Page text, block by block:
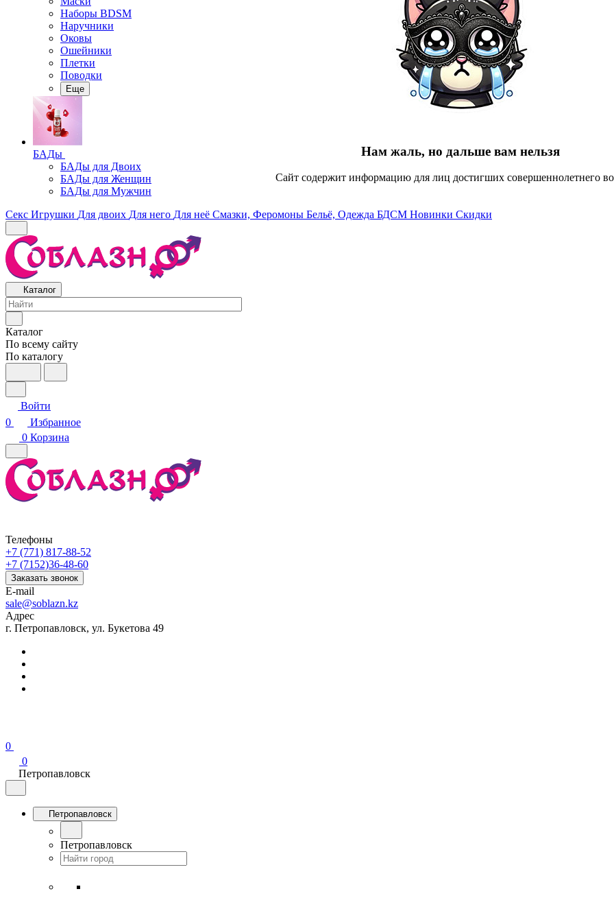
Наборы BDSM
Наручники
Оковы
Ошейники
Плетки
Поводки
Еще
БАДы
БАДы для Двоих
БАДы для Женщин
БАДы для Мужчин
Секс Игрушки Для двоих Для него Для неё Смазки, Феромоны Бельё, Одежда БДСМ Новинки Скидки
Каталог
Каталог
По всему сайту
По каталогу
Войти
0
Избранное
0 Корзина
Телефоны
+7 (771) 817-88-52
+7 (7152)36-48-60
Заказать звонок
E-mail
sale@soblazn.kz
Адрес
г. Петропавловск, ул. Букетова 49
0
0
Петропавловск
Петропавловск
Петропавловск
Нам жаль, но дальше вам нельзя
Сайт содержит информацию для лиц достигших совершеннолетнего